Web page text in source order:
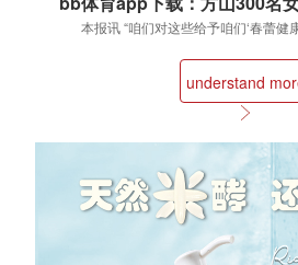
生长包”
本报讯 “咱们对这些给予咱们‘春蕾健
understand